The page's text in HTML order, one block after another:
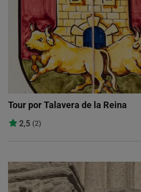
Tour por Talavera de la Reina
2,5 (2)